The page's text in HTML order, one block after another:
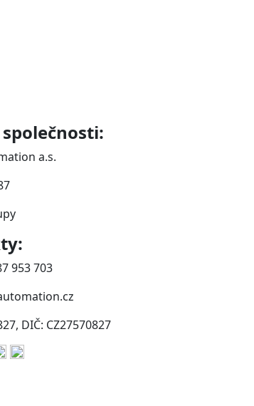
a.s.
953 703
DIČ: CZ27570827